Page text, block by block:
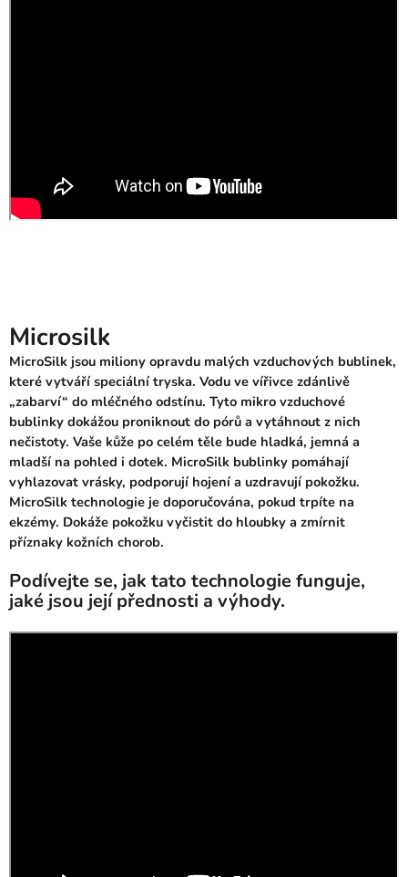
Microsilk
MicroSilk jsou miliony opravdu malých vzduchových bublinek,
které vytváří speciální tryska. Vodu ve vířivce zdánlivě
„zabarví“ do mléčného odstínu. Tyto mikro vzduchové
bublinky dokážou proniknout do pórů a vytáhnout z nich
nečistoty. Vaše kůže po celém těle bude hladká, jemná a
mladší na pohled i dotek. MicroSilk bublinky pomáhají
vyhlazovat vrásky, podporují hojení a uzdravují pokožku.
MicroSilk technologie je doporučována, pokud trpíte na
ekzémy. Dokáže pokožku vyčistit do hloubky a zmírnit
příznaky kožních chorob.
Podívejte se, jak tato technologie funguje,
jaké jsou její přednosti a výhody.